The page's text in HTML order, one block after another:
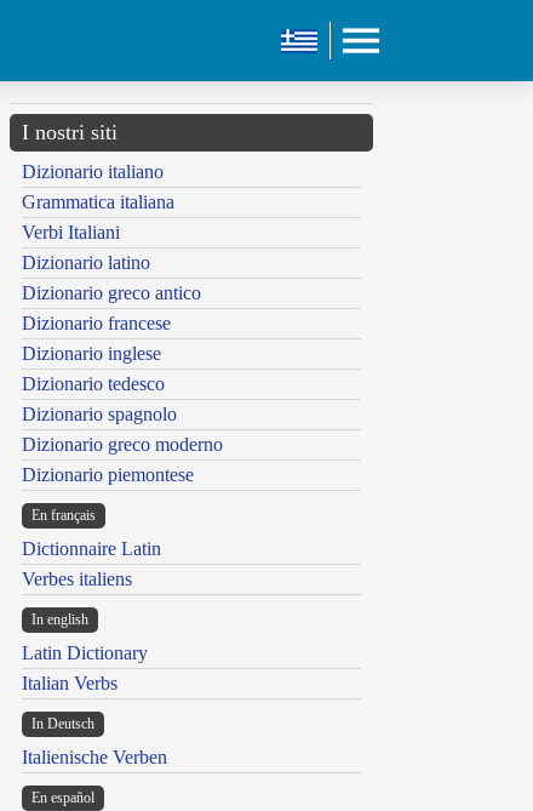
I nostri siti
Dizionario italiano
Grammatica italiana
Verbi Italiani
Dizionario latino
Dizionario greco antico
Dizionario francese
Dizionario inglese
Dizionario tedesco
Dizionario spagnolo
Dizionario greco moderno
Dizionario piemontese
En français
Dictionnaire Latin
Verbes italiens
In english
Latin Dictionary
Italian Verbs
In Deutsch
Italienische Verben
En español